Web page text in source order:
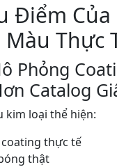
Điểm Của
Màu Thực
Phỏng
Catalog
kim loại thể hiện:
coating thực tế
thật